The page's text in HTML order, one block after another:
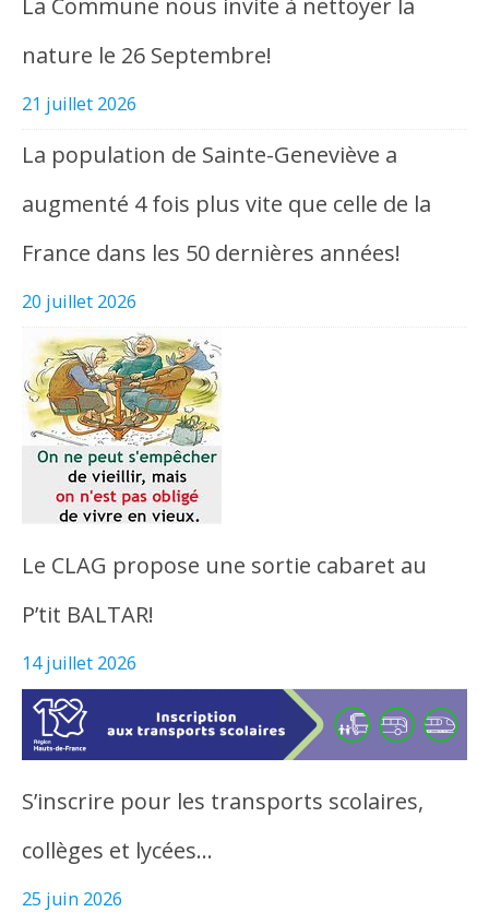
La Commune nous invite à nettoyer la
nature le 26 Septembre!
21 juillet 2026
La population de Sainte-Geneviève a
augmenté 4 fois plus vite que celle de la
France dans les 50 dernières années!
20 juillet 2026
Le CLAG propose une sortie cabaret au
P’tit BALTAR!
14 juillet 2026
S’inscrire pour les transports scolaires,
collèges et lycées…
25 juin 2026